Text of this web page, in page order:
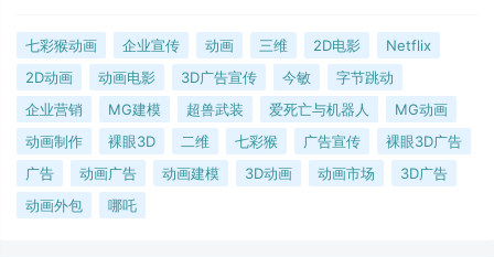
七彩猴动画 企业宣传 动画 三维 2D电影
Netflix
2D动画
动画电影 3D广告宣传 今敏
字节跳动
企业营销
MG建模 超兽武装 爱死亡与机器人
MG动画
动画制作
裸眼3D 二维 七彩猴 广告宣传
裸眼3D广告
广告
动画广告 动画建模 3D动画 动画市场
3D广告
动画外包
哪吒